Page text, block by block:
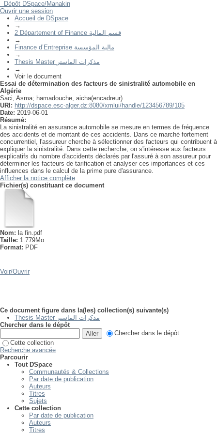
Dépôt DSpace/Manakin
Essai de détermination des facteurs de sinistralité automobile en
Algérie
Ouvrir une session
Accueil de DSpace
→
2 Département of Finance قسم المالية
→
Finance d’Entreprise مالية المؤسسة
→
Thesis Master مذكرات الماستر
→
Voir le document
Essai de détermination des facteurs de sinistralité automobile en
Algérie
Saci, Asma; hamadouche, aicha(encadreur)
URI: http://dspace.esc-alger.dz:8080/xmlui/handle/123456789/105
Date: 2019-06-01
Résumé:
La sinistralité en assurance automobile se mesure en termes de fréquence
des accidents et de montant de ces accidents. Dans ce marché fortement
concurrentiel, l'assureur cherche à sélectionner des facteurs qui contribuent à
expliquer la sinistralité. Dans cette recherche, on s'intéresse aux facteurs
explicatifs du nombre d'accidents déclarés par l'assuré à son assureur pour
déterminer les facteurs de tarification et analyser ces importances et ces
influences dans le calcul de la prime pure d'assurance.
Afficher la notice complète
Fichier(s) constituant ce document
Nom: la fin.pdf
Taille: 1.779Mo
Format: PDF
Voir/Ouvrir
Ce document figure dans la(les) collection(s) suivante(s)
Thesis Master مذكرات الماستر
Chercher dans le dépôt
Chercher dans le dépôt
Cette collection
Recherche avancée
Parcourir
Tout DSpace
Communautés & Collections
Par date de publication
Auteurs
Titres
Sujets
Cette collection
Par date de publication
Auteurs
Titres